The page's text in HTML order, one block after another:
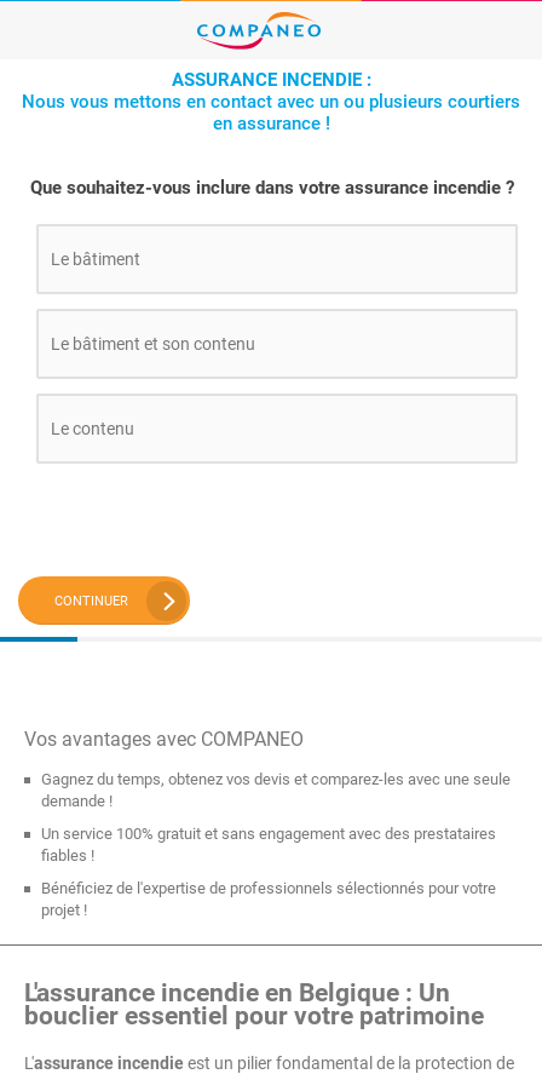
ASSURANCE INCENDIE :
Nous vous mettons en contact avec un ou plusieurs courtiers
en assurance !
Que souhaitez-vous inclure dans votre assurance incendie ?
Le bâtiment
Le bâtiment et son contenu
Le contenu
CONTINUER
Vos avantages avec COMPANEO
Gagnez du temps, obtenez vos devis et comparez-les avec une seule
demande !
Un service 100% gratuit et sans engagement avec des prestataires
fiables !
Bénéficiez de l'expertise de professionnels sélectionnés pour votre
projet !
L'assurance incendie en Belgique : Un
bouclier essentiel pour votre patrimoine
L'assurance incendieest un pilier fondamental de la protection de